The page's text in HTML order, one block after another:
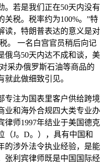
。若是我们正在50天内没有
关税。税率约为100%。”特
读，特朗普表达的意义是对
。 一名白宫官员稍后向记
俄乌50天内达不成和谈，美
采办俄罗斯石油等商品的
就此做细致引见。
注为国表里客户供给跨境
业和海外合规四大类专业办
律师1997年结业于美国德克
（J。D。），具有中国和
的涉外法令执业经验，是能
张利宾律师既是中国国际经